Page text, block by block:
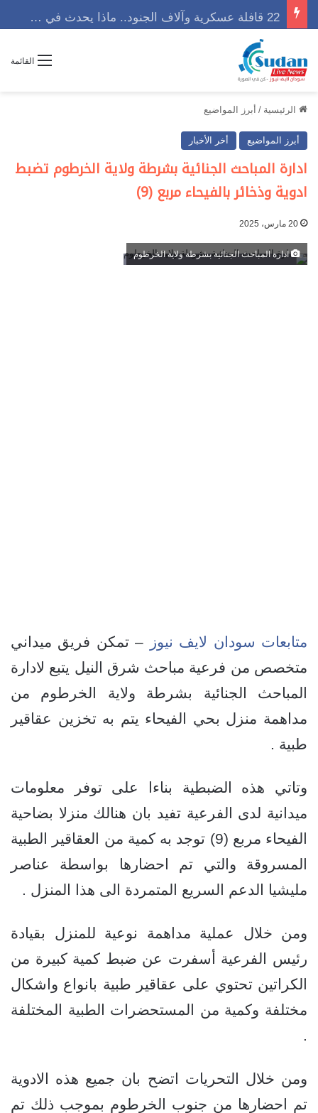
القائمة
الرئيسية / أبرز المواضيع
أبرز المواضيع أخر الأخبار
ادارة المباحث الجنائية بشرطة ولاية الخرطوم تضبط
ادوية وذخائر بالفيحاء مربع (9)
20 مارس، 2025
ادارة المباحث الجنائية بشرطة ولاية الخرطوم
متابعات سودان لايف نيوز
– تمكن فريق ميداني
متخصص من فرعية مباحث شرق النيل يتبع لادارة
المباحث الجنائية بشرطة ولاية الخرطوم من
مداهمة منزل بحي الفيحاء يتم به تخزين عقاقير
طبية .
وتاتي هذه الضبطية بناءا على توفر معلومات
ميدانية لدى الفرعية تفيد بان هنالك منزلا بضاحية
الفيحاء مربع (9) توجد به كمية من العقاقير الطبية
المسروقة والتي تم احضارها بواسطة عناصر
مليشيا الدعم السريع المتمردة الى هذا المنزل .
ومن خلال عملية مداهمة نوعية للمنزل بقيادة
رئيس الفرعية أسفرت عن ضبط كمية كبيرة من
الكراتين تحتوي على عقاقير طبية بانواع واشكال
مختلفة وكمية من المستحضرات الطبية المختلفة
.
ومن خلال التحريات اتضح بان جميع هذه الادوية
تم احضارها من جنوب الخرطوم بموجب ذلك تم